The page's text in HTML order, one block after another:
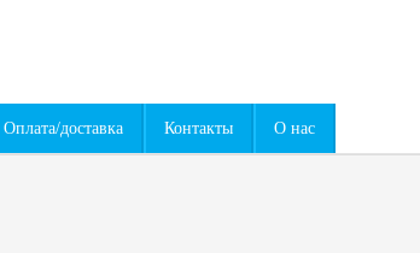
Оплата/доставка Контакты О нас